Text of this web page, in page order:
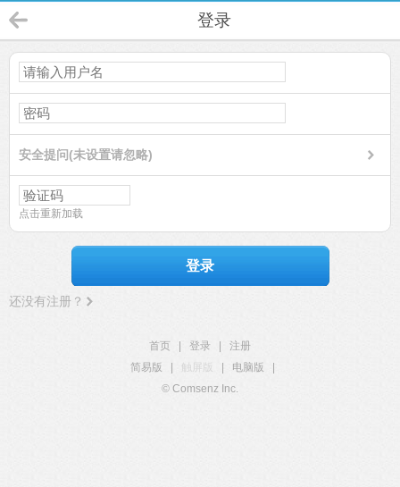
登录
安全提问(未设置请忽略)
点击重新加载
登录
还没有注册？
首页 登录
注册
简易版
触屏版 电脑版
© Comsenz Inc.